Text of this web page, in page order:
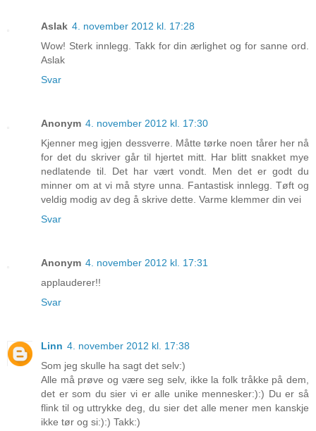
Aslak 4. november 2012 kl. 17:28
Wow! Sterk innlegg. Takk for din ærlighet og for sanne ord.
Aslak
Svar
Anonym 4. november 2012 kl. 17:30
Kjenner meg igjen dessverre. Måtte tørke noen tårer her nå
for det du skriver går til hjertet mitt. Har blitt snakket mye
nedlatende til. Det har vært vondt. Men det er godt du
minner om at vi må styre unna. Fantastisk innlegg. Tøft og
veldig modig av deg å skrive dette. Varme klemmer din vei
Svar
Anonym 4. november 2012 kl. 17:31
applauderer!!
Svar
Linn 4. november 2012 kl. 17:38
Som jeg skulle ha sagt det selv:)
Alle må prøve og være seg selv, ikke la folk tråkke på dem,
det er som du sier vi er alle unike mennesker:):) Du er så
flink til og uttrykke deg, du sier det alle mener men kanskje
ikke tør og si:):) Takk:)